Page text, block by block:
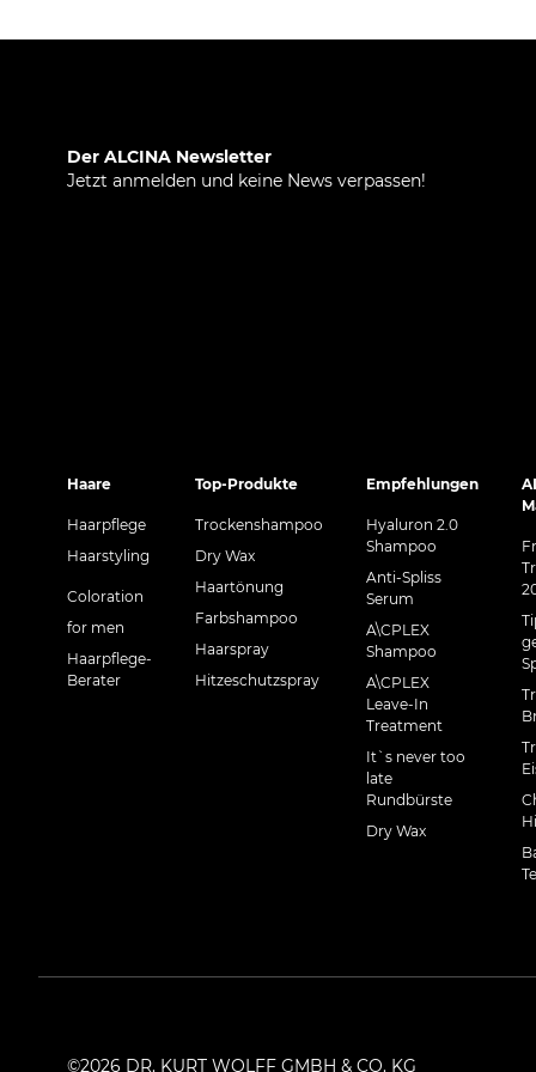
Der ALCINA Newsletter
Jetzt anmelden und keine News verpassen!
Haare
Haarpflege
Haarstyling
Coloration
for men
Haarpflege-
Berater
Top-Produkte
Trockenshampoo
Dry Wax
Haartönung
Farbshampoo
Haarspray
Hitzeschutzspray
Empfehlungen
Hyaluron 2.0
Shampoo
Anti-Spliss
Serum
A\CPLEX
Shampoo
A\CPLEX
Leave-In
Treatment
It`s never too
late
Rundbürste
Dry Wax
©2026 DR. KURT WOLFF GMBH & CO. KG